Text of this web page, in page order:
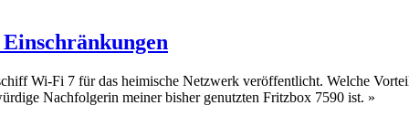
Wi-Fi 7 für das heimische Netzwerk veröffentlicht. Welche
Nachfolgerin meiner bisher genutzten Fritzbox 7590 ist. »